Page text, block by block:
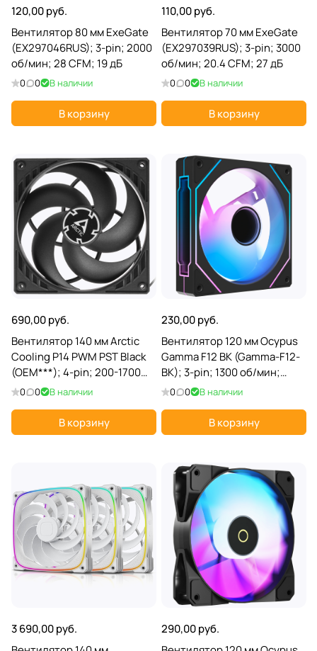
120,00 руб.
Вентилятор 80 мм ExeGate
(EX297046RUS); 3-pin; 2000
об/мин; 28 CFM; 19 дБ
0 0 В наличии
В корзину
110,00 руб.
Вентилятор 70 мм ExeGate
(EX297039RUS); 3-pin; 3000
об/мин; 20.4 CFM; 27 дБ
0 0 В наличии
В корзину
690,00 руб.
Вентилятор 140 мм Arctic
Cooling P14 PWM PST Black
(OEM***); 4-pin; 200-1700
об/мин; пластик
0 0 В наличии
В корзину
230,00 руб.
Вентилятор 120 мм Ocypus
Gamma F12 BK (Gamma-F12-
BK); 3-pin; 1300 об/мин;
44.55 CFM; 24.5 дБ
0 0 В наличии
В корзину
3 690,00 руб.
290,00 руб.